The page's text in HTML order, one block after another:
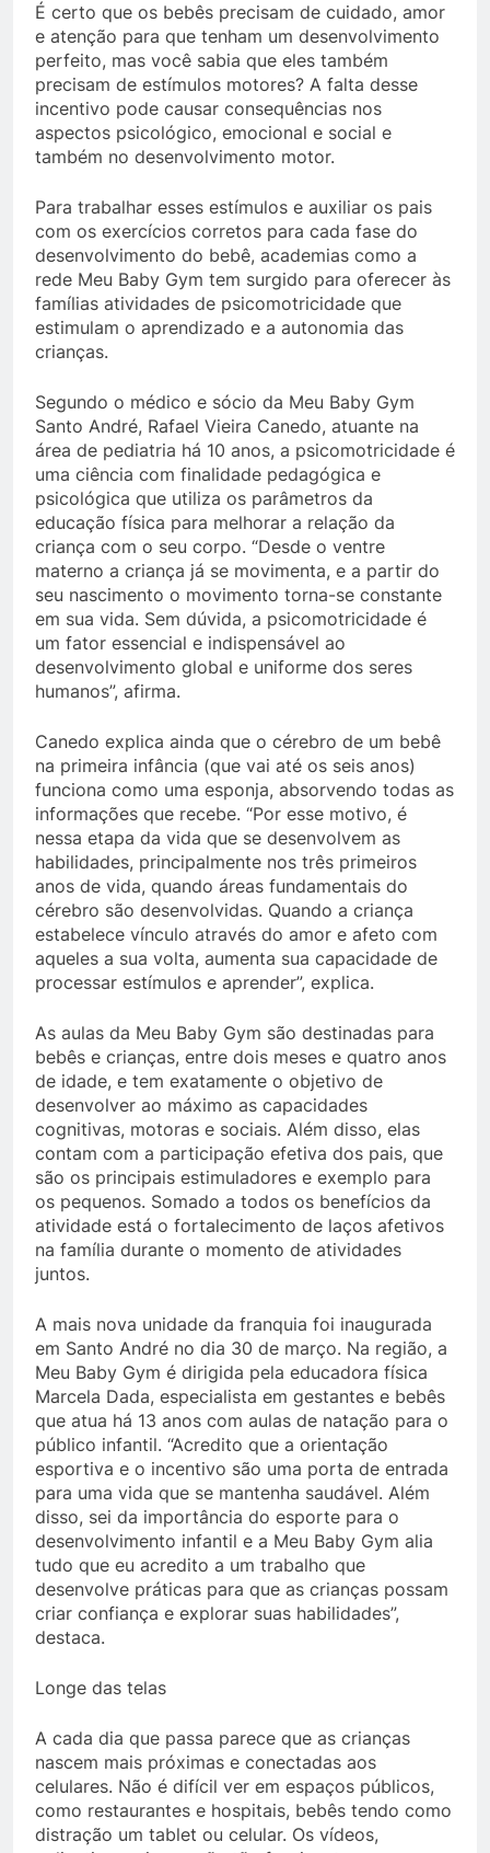
É certo que os bebês precisam de cuidado, amor
e atenção para que tenham um desenvolvimento
perfeito, mas você sabia que eles também
precisam de estímulos motores? A falta desse
incentivo pode causar consequências nos
aspectos psicológico, emocional e social e
também no desenvolvimento motor.
Para trabalhar esses estímulos e auxiliar os pais
com os exercícios corretos para cada fase do
desenvolvimento do bebê, academias como a
rede Meu Baby Gym tem surgido para oferecer às
famílias atividades de psicomotricidade que
estimulam o aprendizado e a autonomia das
crianças.
Segundo o médico e sócio da Meu Baby Gym
Santo André, Rafael Vieira Canedo, atuante na
área de pediatria há 10 anos, a psicomotricidade é
uma ciência com finalidade pedagógica e
psicológica que utiliza os parâmetros da
educação física para melhorar a relação da
criança com o seu corpo. “Desde o ventre
materno a criança já se movimenta, e a partir do
seu nascimento o movimento torna-se constante
em sua vida. Sem dúvida, a psicomotricidade é
um fator essencial e indispensável ao
desenvolvimento global e uniforme dos seres
humanos”, afirma.
Canedo explica ainda que o cérebro de um bebê
na primeira infância (que vai até os seis anos)
funciona como uma esponja, absorvendo todas as
informações que recebe. “Por esse motivo, é
nessa etapa da vida que se desenvolvem as
habilidades, principalmente nos três primeiros
anos de vida, quando áreas fundamentais do
cérebro são desenvolvidas. Quando a criança
estabelece vínculo através do amor e afeto com
aqueles a sua volta, aumenta sua capacidade de
processar estímulos e aprender”, explica.
As aulas da Meu Baby Gym são destinadas para
bebês e crianças, entre dois meses e quatro anos
de idade, e tem exatamente o objetivo de
desenvolver ao máximo as capacidades
cognitivas, motoras e sociais. Além disso, elas
contam com a participação efetiva dos pais, que
são os principais estimuladores e exemplo para
os pequenos. Somado a todos os benefícios da
atividade está o fortalecimento de laços afetivos
na família durante o momento de atividades
juntos.
A mais nova unidade da franquia foi inaugurada
em Santo André no dia 30 de março. Na região, a
Meu Baby Gym é dirigida pela educadora física
Marcela Dada, especialista em gestantes e bebês
que atua há 13 anos com aulas de natação para o
público infantil. “Acredito que a orientação
esportiva e o incentivo são uma porta de entrada
para uma vida que se mantenha saudável. Além
disso, sei da importância do esporte para o
desenvolvimento infantil e a Meu Baby Gym alia
tudo que eu acredito a um trabalho que
desenvolve práticas para que as crianças possam
criar confiança e explorar suas habilidades”,
destaca.
Longe das telas
A cada dia que passa parece que as crianças
nascem mais próximas e conectadas aos
celulares. Não é difícil ver em espaços públicos,
como restaurantes e hospitais, bebês tendo como
distração um tablet ou celular. Os vídeos,